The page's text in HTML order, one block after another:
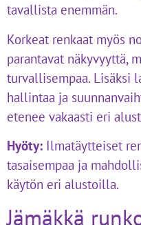
tavallista enemmän.
Korkeat renkaat myös
parantavat näkyvyyttä,
turvallisempaa. Lisäksi
hallintaa ja
etenee vakaasti eri
Hyöty: Ilmatäytteiset
tasaisempaa ja
käytön eri alustoilla.
Jämäkkä